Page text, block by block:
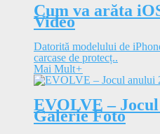
Cum va arăta
Video
Datorită modelului de
carcase de protecț..
Mai Mult+
EVOLVE –
Galerie Foto